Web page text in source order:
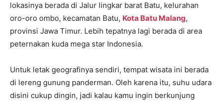
lokasinya berada di Jalur lingkar barat Batu, kelurahan
oro-oro ombo, kecamatan Batu, Kota Batu Malang,
provinsi Jawa Timur. Lebih tepatnya lagi berada di area
peternakan kuda mega star Indonesia.
Untuk letak geografinya sendiri, tempat wisata ini berada
di lereng gunung panderman. Oleh karena itu, suhu udara
disini cukup dingin, jadi kalau kamu ingin berkunjung